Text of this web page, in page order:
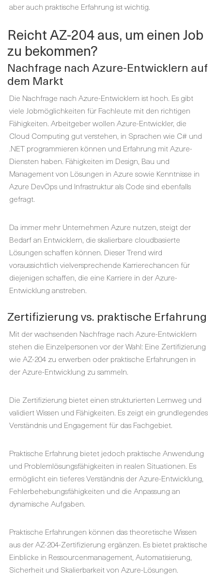
aber auch praktische Erfahrung ist wichtig.
Reicht AZ-204 aus, um einen Job
zu bekommen?
Nachfrage nach Azure-Entwicklern auf
dem Markt
Die Nachfrage nach Azure-Entwicklern ist hoch. Es gibt
viele Jobmöglichkeiten für Fachleute mit den richtigen
Fähigkeiten. Arbeitgeber wollen Azure-Entwickler, die
Cloud Computing gut verstehen, in Sprachen wie C# und
.NET programmieren können und Erfahrung mit Azure-
Diensten haben. Fähigkeiten im Design, Bau und
Management von Lösungen in Azure sowie Kenntnisse in
Azure DevOps und Infrastruktur als Code sind ebenfalls
gefragt.
Da immer mehr Unternehmen Azure nutzen, steigt der
Bedarf an Entwicklern, die skalierbare cloudbasierte
Lösungen schaffen können. Dieser Trend wird
voraussichtlich vielversprechende Karrierechancen für
diejenigen schaffen, die eine Karriere in der Azure-
Entwicklung anstreben.
Zertifizierung vs. praktische Erfahrung
Mit der wachsenden Nachfrage nach Azure-Entwicklern
stehen die Einzelpersonen vor der Wahl: Eine Zertifizierung
wie AZ-204 zu erwerben oder praktische Erfahrungen in
der Azure-Entwicklung zu sammeln.
Die Zertifizierung bietet einen strukturierten Lernweg und
validiert Wissen und Fähigkeiten. Es zeigt ein grundlegendes
Verständnis und Engagement für das Fachgebiet.
Praktische Erfahrung bietet jedoch praktische Anwendung
und Problemlösungsfähigkeiten in realen Situationen. Es
ermöglicht ein tieferes Verständnis der Azure-Entwicklung,
Fehlerbehebungsfähigkeiten und die Anpassung an
dynamische Aufgaben.
Praktische Erfahrungen können das theoretische Wissen
aus der AZ-204-Zertifizierung ergänzen. Es bietet praktische
Einblicke in Ressourcenmanagement, Automatisierung,
Sicherheit und Skalierbarkeit von Azure-Lösungen.